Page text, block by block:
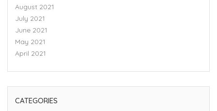
August 2021
July 2021
June 2021
May 2021
April 2021
CATEGORIES